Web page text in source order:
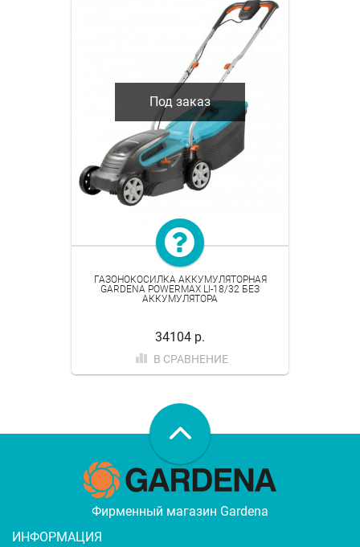
Под заказ
ГАЗОНОКОСИЛКА АККУМУЛЯТОРНАЯ
GARDENA POWERMAX LI-18/32 БЕЗ
АККУМУЛЯТОРА
34104 р.
В СРАВНЕНИЕ
Фирменный магазин Gardena
ИНФОРМАЦИЯ